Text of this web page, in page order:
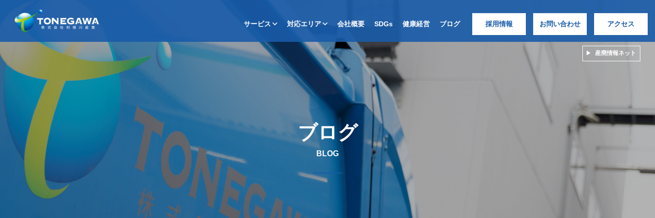
産廃情報ネット
サービス 対応エリア 会社概要 SDGs 健康経営 ブログ 採用情報 お問い合わせ アクセス
ブログ
BLOG